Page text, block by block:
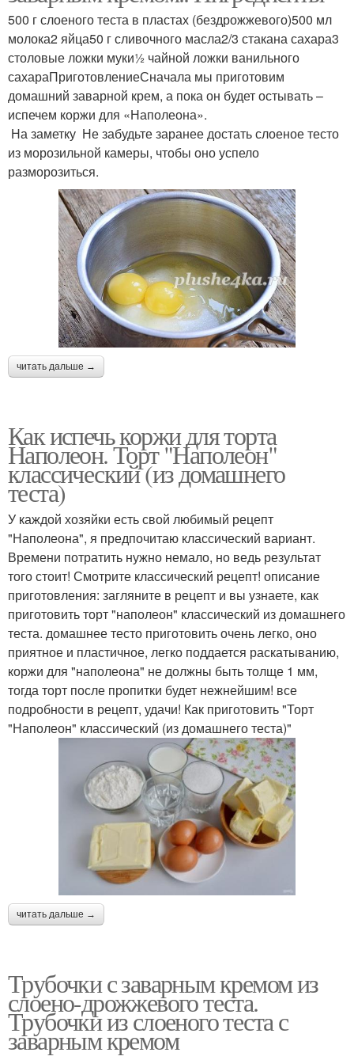
500 г слоеного теста в пластах (бездрожжевого)500 мл
молока2 яйца50 г сливочного масла2/3 стакана сахара3
столовые ложки муки½ чайной ложки ванильного
сахараПриготовлениеСначала мы приготовим
домашний заварной крем, а пока он будет остывать –
испечем коржи для «Наполеона».
На заметку Не забудьте заранее достать слоеное тесто
из морозильной камеры, чтобы оно успело
разморозиться.
читать дальше →
Как испечь коржи для торта
Наполеон. Торт "Наполеон"
классический (из домашнего
теста)
У каждой хозяйки есть свой любимый рецепт
"Наполеона", я предпочитаю классический вариант.
Времени потратить нужно немало, но ведь результат
того стоит! Смотрите классический рецепт! описание
приготовления: загляните в рецепт и вы узнаете, как
приготовить торт "наполеон" классический из домашнего
теста. домашнее тесто приготовить очень легко, оно
приятное и пластичное, легко поддается раскатыванию,
коржи для "наполеона" не должны быть толще 1 мм,
тогда торт после пропитки будет нежнейшим! все
подробности в рецепт, удачи! Как приготовить "Торт
"Наполеон" классический (из домашнего теста)"
читать дальше →
Трубочки с заварным кремом из
слоено-дрожжевого теста.
Трубочки из слоеного теста с
заварным кремом